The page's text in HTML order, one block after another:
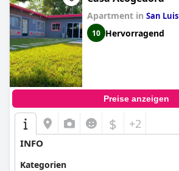
Apartment in San Luis
10 Hervorragend
Preise anzeigen
$ +2
INFO
Kategorien